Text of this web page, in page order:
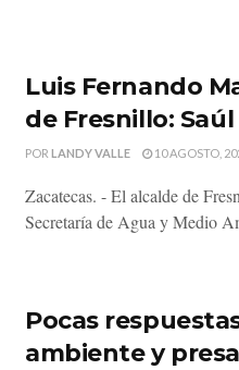
Luis Fernando
de Fresnillo:
POR LANDY VALLE 10 AGOSTO,
Zacatecas. - El alcalde de
Secretaría de Agua y Medio
Pocas
ambiente y